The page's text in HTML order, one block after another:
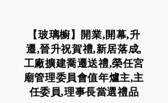
【玻璃櫥】開業,開幕,升
遷,晉升祝賀禮,新居落成,
工廠擴建喬遷送禮,榮任宮
廟管理委員會值年爐主,主
任委員,理事長當選禮品